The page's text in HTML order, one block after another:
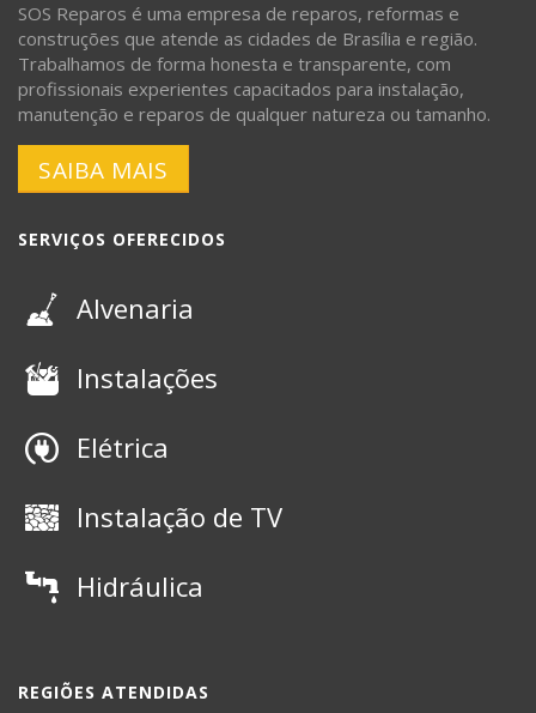
SOS Reparos é uma empresa de reparos, reformas e
construções que atende as cidades de Brasília e região.
Trabalhamos de forma honesta e transparente, com
profissionais experientes capacitados para instalação,
manutenção e reparos de qualquer natureza ou tamanho.
SAIBA MAIS
SERVIÇOS OFERECIDOS
Alvenaria
Instalações
Elétrica
Instalação de TV
Hidráulica
REGIÕES ATENDIDAS